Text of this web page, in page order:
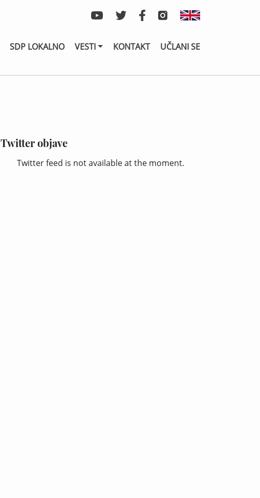
SDP LOKALNO VESTI KONTAKT UČLANI SE
Twitter objave
Twitter feed is not available at the moment.